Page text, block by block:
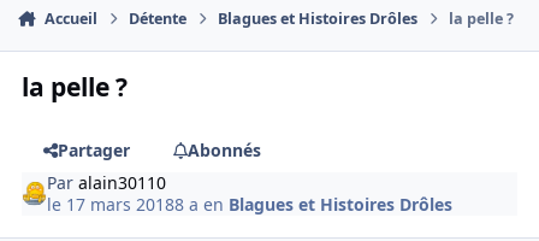
Accueil Détente Blagues et Histoires Drôles la pelle ?
la pelle ?
Partager
Abonnés
Paralain30110
le 17 mars 20188 a en Blagues et Histoires Drôles